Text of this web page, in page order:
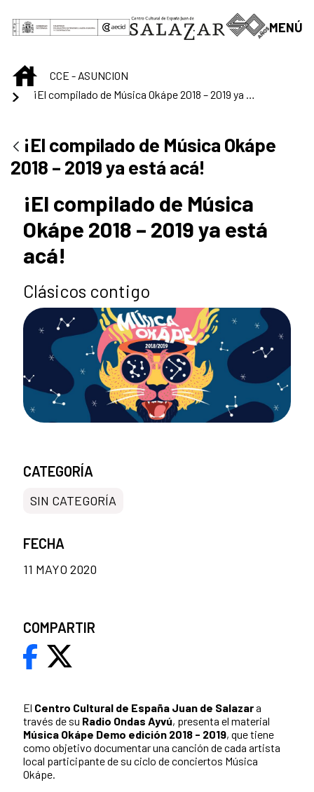
Saltar al contenido principal
MENÚ
INICIOCCE - ASUNCION
¡El compilado de Música Okápe
2018 – 2019 ya está acá!
¡El compilado de Música
Okápe 2018 – 2019 ya está
acá!
Clásicos contigo
El Centro Cultural de España Juan de Salazara
través de su Radio Ondas Ayvú, presenta el material
Música Okápe Demo edición 2018 - 2019, que tiene
como objetivo documentar una canción de cada artista
local participante de su ciclo de conciertos Música
Okápe.
CATEGORÍA
SIN CATEGORÍA
FECHA
11 MAYO 2020
COMPARTIR